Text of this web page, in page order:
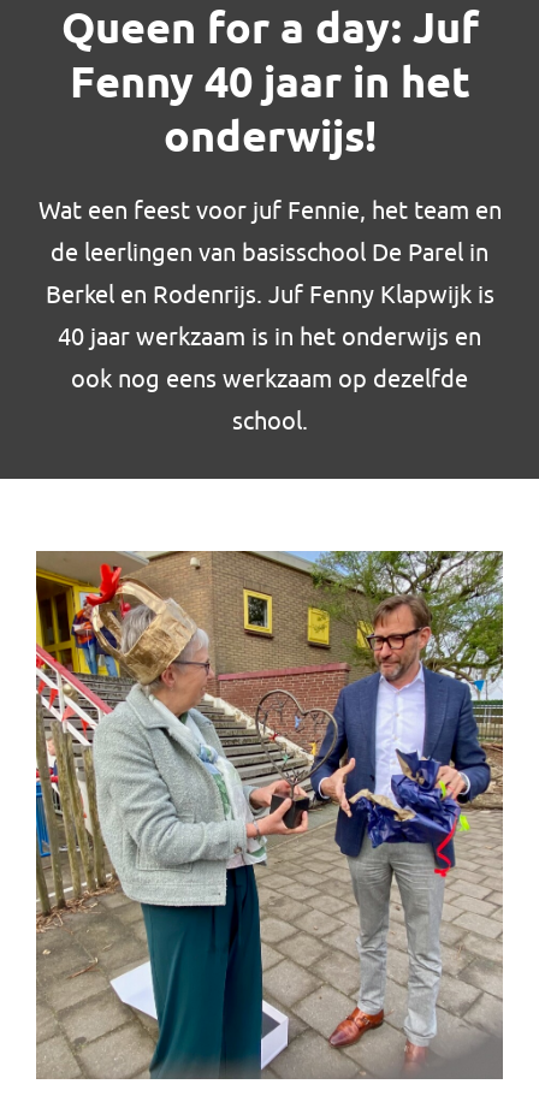
Queen for a day: Juf
Fenny 40 jaar in het
onderwijs!
Wat een feest voor juf Fennie, het team en
de leerlingen van basisschool De Parel in
Berkel en Rodenrijs. Juf Fenny Klapwijk is
40 jaar werkzaam is in het onderwijs en
ook nog eens werkzaam op dezelfde
school.